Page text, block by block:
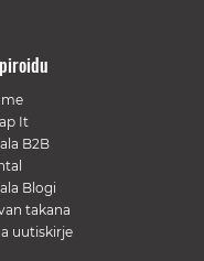
It
B2B
Blogi
takana
uutiskirje